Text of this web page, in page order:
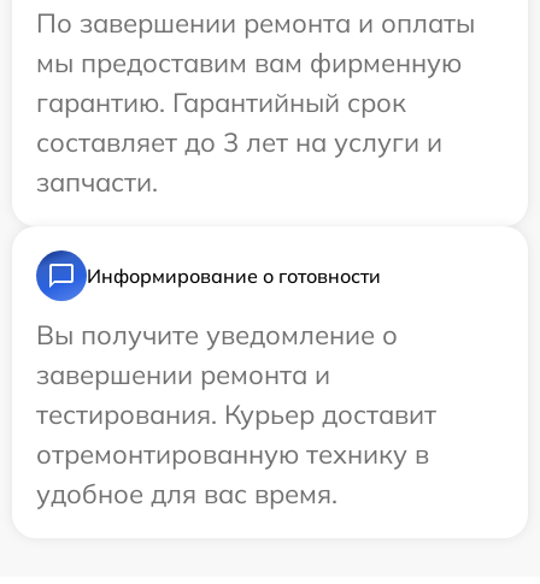
По завершении ремонта и оплаты
мы предоставим вам фирменную
гарантию. Гарантийный срок
составляет до 3 лет на услуги и
запчасти.
Информирование о готовности
Вы получите уведомление о
завершении ремонта и
тестирования. Курьер доставит
отремонтированную технику в
удобное для вас время.